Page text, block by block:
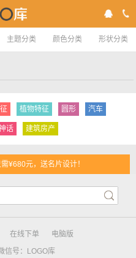
主题分类 颜色分类 形状分类
植物特征 圆形 汽车
话 建筑房产
¥680元，送名片设计！
在线下单
电脑版
信号：LOGO库